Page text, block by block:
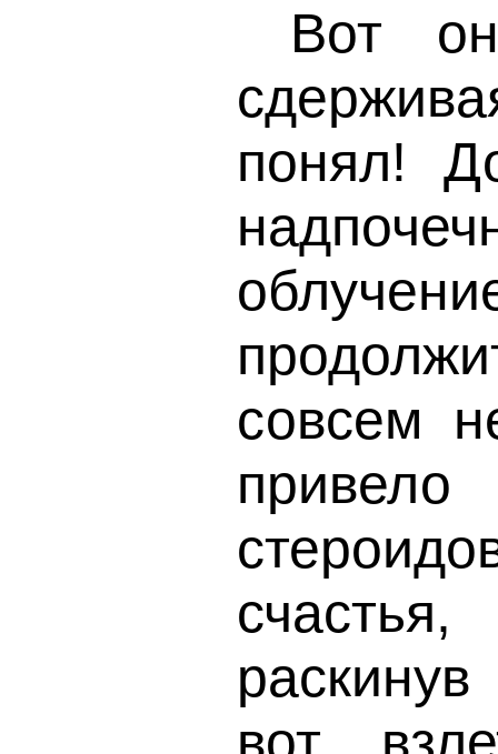
Вот
понял!
совсем
привело